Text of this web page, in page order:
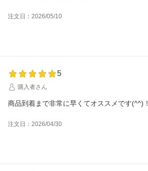
注文日：2026/05/10
5
購入者さん
商品到着まで非常に早くてオススメです(^^)！
注文日：2026/04/30